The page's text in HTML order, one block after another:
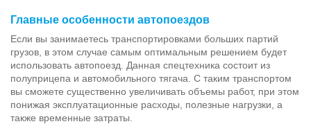
Главные особенности автопоездов
Если вы занимаетесь транспортировками больших партий
грузов, в этом случае самым оптимальным решением будет
использовать автопоезд. Данная спецтехника состоит из
полуприцепа и автомобильного тягача. С таким транспортом
вы сможете существенно увеличивать объемы работ, при этом
понижая эксплуатационные расходы, полезные нагрузки, а
также временные затраты.